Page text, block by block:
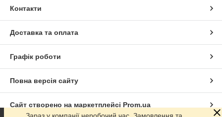
Контакти
Доставка та оплата
Графік роботи
Повна версія сайту
Сайт створено на маркетплейсі Prom.ua